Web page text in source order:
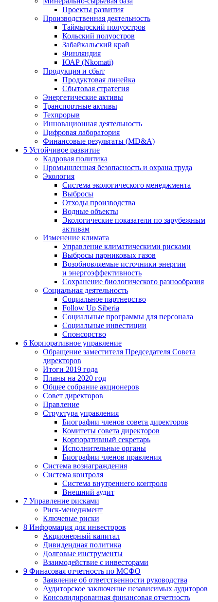
Проекты развития
Производственная деятельность
Таймырский полуостров
Кольский полуостров
Забайкальский край
Финляндия
ЮАР (Nkomati)
Продукция и сбыт
Продуктовая линейка
Сбытовая стратегия
Энергетические активы
Транспортные активы
Техпрорыв
Инновационная деятельность
Цифровая лаборатория
Финансовые результаты (MD&A)
5 Устойчивое развитие
Кадровая политика
Промышленная безопасность и охрана труда
Экология
Система экологического менеджмента
Выбросы
Отходы производства
Водные объекты
Экологические показатели по зарубежным
активам
Изменение климата
Управление климатическими рисками
Выбросы парниковых газов
Возобновляемые источники энергии
и энергоэффективность
Сохранение биологического разнообразия
Социальная деятельность
Социальное партнерство
Follow Up Siberia
Социальные программы для персонала
Социальные инвестиции
Спонсорство
6 Корпоративное управление
Обращение заместителя Председателя Совета
директоров
Итоги 2019 года
Планы на 2020 год
Общее собрание акционеров
Совет директоров
Правление
Структура управления
Биографии членов совета директоров
Комитеты совета директоров
Корпоративный секретарь
Исполнительные органы
Биографии членов правления
Система вознаграждения
Система контроля
Система внутреннего контроля
Внешний аудит
7 Управление рисками
Риск-менеджмент
Ключевые риски
8 Информация для инвесторов
Акционерный капитал
Дивидендная политика
Долговые инструменты
Взаимодействие с инвеcторами
9 Финасовая отчетность по МСФО
Заявление об ответственности руководства
Аудиторское заключение независимых аудиторов
Консолидированная финансовая отчетность